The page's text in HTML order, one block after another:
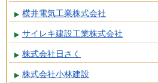
横井電気工業株式会社
サイレキ建設工業株式会社
株式会社日さく
株式会社小林建設